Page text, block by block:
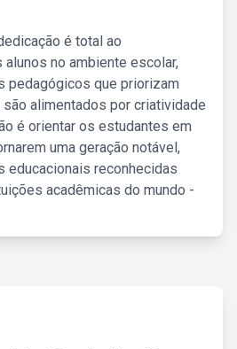
é total ao
no ambiente escolar,
pedagógicos que priorizam
alimentados por criatividade
é orientar os estudantes em
uma geração notável,
educacionais reconhecidas
acadêmicas do mundo -